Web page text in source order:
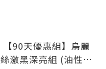
【90天優惠組】烏麗
絲激黑深亮組 (油性頭